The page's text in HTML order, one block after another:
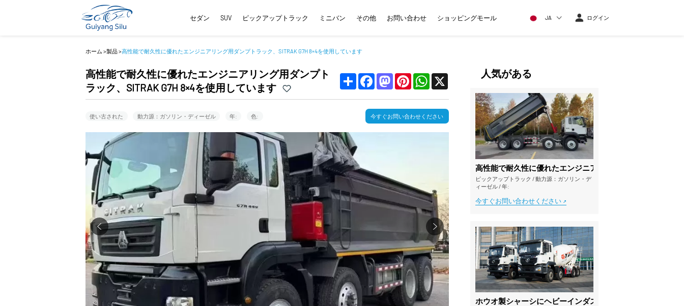
セダン SUV ピックアップトラック ミニバン その他 お問い合わせ ショッピングモール JA ログイン
ホーム >製品>高性能で耐久性に優れたエンジニアリング用ダンプトラック、SITRAK G7H 8×4を使用しています
高性能で耐久性に優れたエンジニアリング用ダンプト
ラック、SITRAK G7H 8×4を使用しています
Share FacebookMastodonPinterest WhatsApp
使い古された 動力源：ガソリン・ディーゼル 年: 色: 今すぐお問い合わせください
人気がある
高性能で耐久性に優れたエンジニアリング用ダンプトラック
ピックアップトラック /動力源：ガソリン・デ
ィーゼル/年:
今すぐお問い合わせください
ホウオ製シャーシにヘビーインダストリー製の8×4コンク